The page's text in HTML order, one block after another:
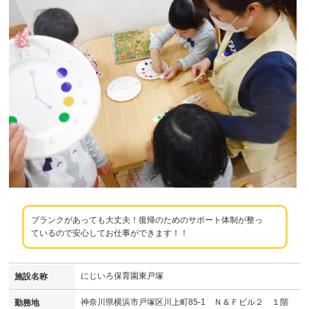
ブランクがあっても大丈夫！復帰のためのサポート体制が整っ
ているので安心してお仕事ができます！！
施設名称 にじいろ保育園東戸塚
勤務地 神奈川県横浜市戸塚区川上町85-1 Ｎ＆Ｆビル２ １階